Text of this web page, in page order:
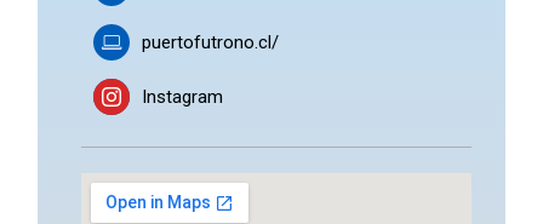
puertofutrono.cl/
Instagram